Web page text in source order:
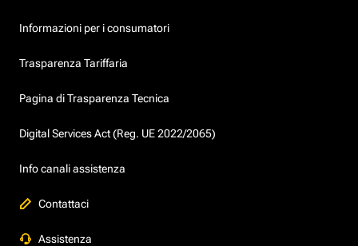
Informazioni per i consumatori
Trasparenza Tariffaria
Pagina di Trasparenza Tecnica
Digital Services Act (Reg. UE 2022/2065)
Info canali assistenza
Contattaci
Assistenza